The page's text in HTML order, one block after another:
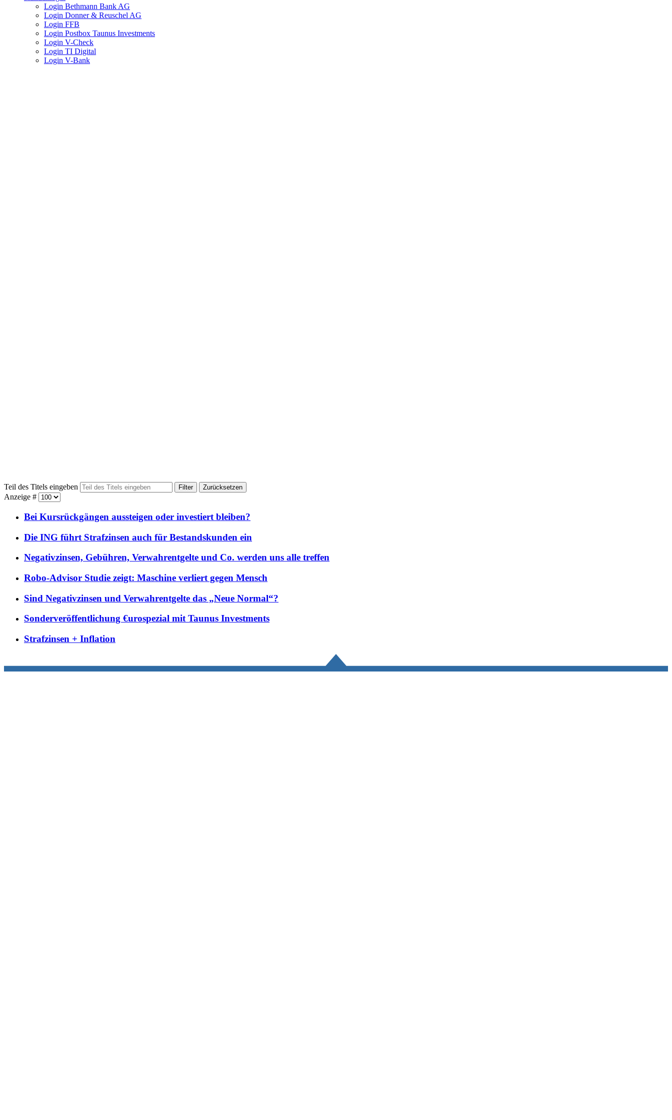
Login Bethmann Bank AG
Login Donner & Reuschel AG
Login FFB
Login Postbox Taunus Investments
Login V-Check
Login TI Digital
Login V-Bank
Teil des Titels eingeben Filter Zurücksetzen
Anzeige #
Bei Kursrückgängen aussteigen oder investiert bleiben?
Die ING führt Strafzinsen auch für Bestandskunden ein
Negativzinsen, Gebühren, Verwahrentgelte und Co. werden uns alle treffen
Robo-Advisor Studie zeigt: Maschine verliert gegen Mensch
Sind Negativzinsen und Verwahrentgelte das „Neue Normal“?
Sonderveröffentlichung €urospezial mit Taunus Investments
Strafzinsen + Inflation